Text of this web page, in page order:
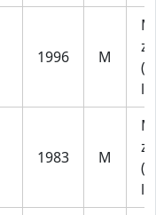
1996 M
1983 M